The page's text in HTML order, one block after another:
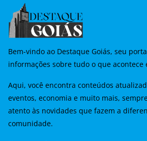
Bem-vindo ao Destaque Goiás, seu
informações sobre tudo o que acontece
Aqui, você encontra conteúdos
eventos, economia e muito mais,
atento às novidades que fazem a
comunidade.